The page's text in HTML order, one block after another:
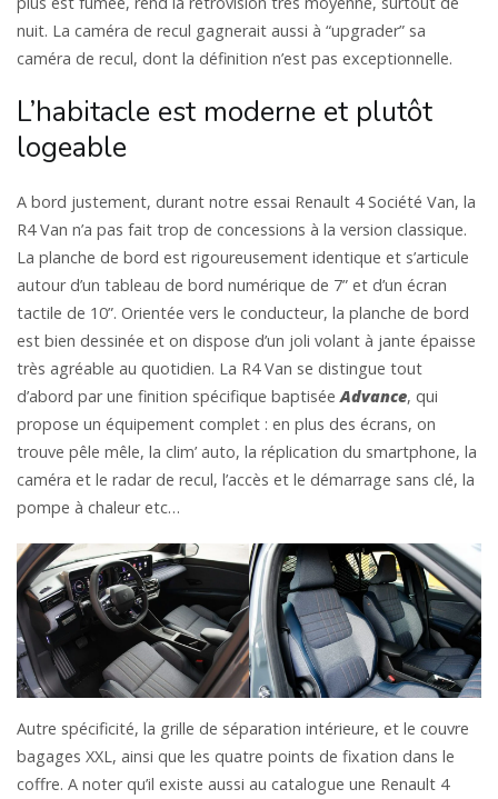
nuit. La caméra de recul gagnerait aussi à “upgrader” sa
caméra de recul, dont la définition n’est pas exceptionnelle.
L’habitacle est moderne et plutôt
logeable
A bord justement, durant notre essai Renault 4 Société Van, la
R4 Van n’a pas fait trop de concessions à la version classique.
La planche de bord est rigoureusement identique et s’articule
autour d’un tableau de bord numérique de 7” et d’un écran
tactile de 10”. Orientée vers le conducteur, la planche de bord
est bien dessinée et on dispose d’un joli volant à jante épaisse
très agréable au quotidien. La R4 Van se distingue tout
d’abord par une finition spécifique baptiséeAdvance, qui
propose un équipement complet : en plus des écrans, on
trouve pêle mêle, la clim’ auto, la réplication du smartphone, la
caméra et le radar de recul, l’accès et le démarrage sans clé, la
pompe à chaleur etc…
Autre spécificité, la grille de séparation intérieure, et le couvre
bagages XXL, ainsi que les quatre points de fixation dans le
coffre. A noter qu’il existe aussi au catalogue une Renault 4